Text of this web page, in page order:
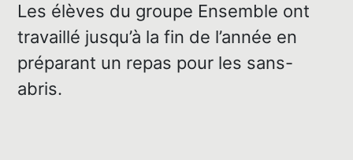
Les élèves du groupe Ensemble ont
travaillé jusqu’à la fin de l’année en
préparant un repas pour les sans-
abris.